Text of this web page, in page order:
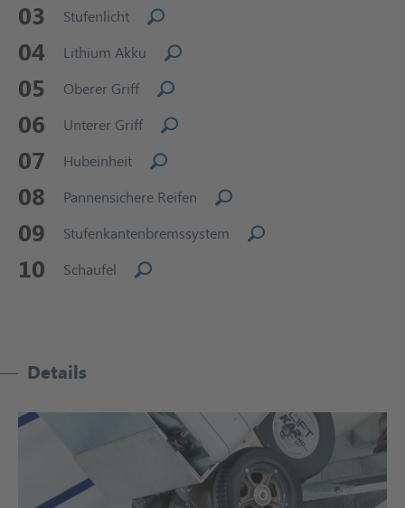
03 Stufenlicht
04 Lithium Akku
05 Oberer Griff
06 Unterer Griff
07 Hubeinheit
08 Pannensichere Reifen
09 Stufenkantenbremssystem
10 Schaufel
Details